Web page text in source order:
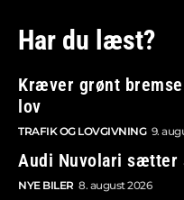
Har du læst?
Kræver grønt
lov
TRAFIK OG LOVGIVNING 9.
Audi Nuvolari sætter
NYE BILER 8. august 2026